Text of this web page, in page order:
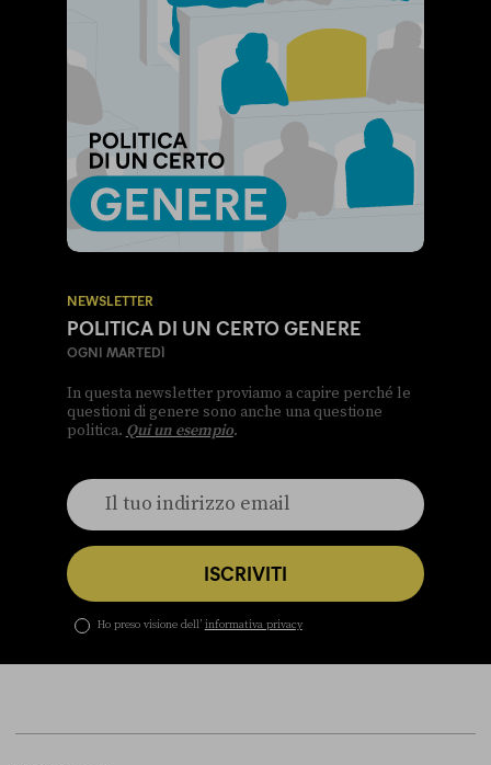
NEWSLETTER
POLITICA DI UN CERTO GENERE
OGNI MARTEDÌ
In questa newsletter proviamo a capire perché le
questioni di genere sono anche una questione
politica. Qui un esempio.
ISCRIVITI
Ho preso visione dell’ informativa privacy